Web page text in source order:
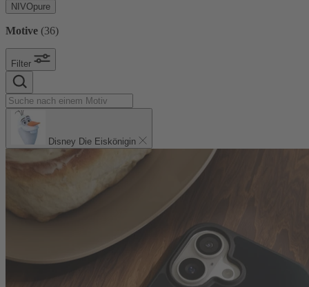
NIVOpure
Motive (36)
Filter
Disney Die Eiskönigin